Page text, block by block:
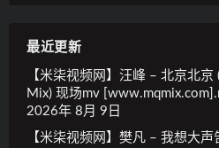
最近更新
【米柒视频网】汪峰 – 北京北
Mix) 现场mv
2026年 8月 9日
【米柒视频网】樊凡 – 我想大